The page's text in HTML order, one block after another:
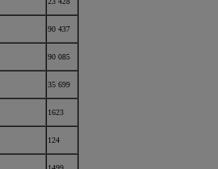
90 437
90 085
35 699
1623
124